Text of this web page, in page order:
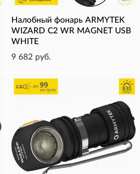
Налобный фонарь ARMYTEK
WIZARD C2 WR MAGNET USB
WHITE
9 682 руб.